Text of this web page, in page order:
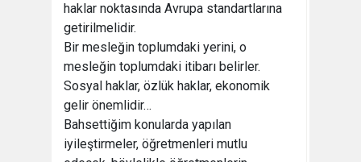
haklar noktasında Avrupa standartlarına
getirilmelidir.
Bir mesleğin toplumdaki yerini, o
mesleğin toplumdaki itibarı belirler.
Sosyal haklar, özlük haklar, ekonomik
gelir önemlidir…
Bahsettiğim konularda yapılan
iyileştirmeler, öğretmenleri mutlu